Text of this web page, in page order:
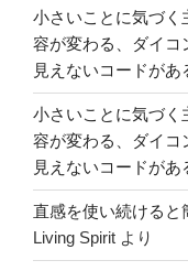
小さいことに気づく
容が変わる、ダイコ
見えないコードがあ
小さいことに気づく
容が変わる、ダイコ
見えないコードがあ
直感を使い続けると
Living Spirit より